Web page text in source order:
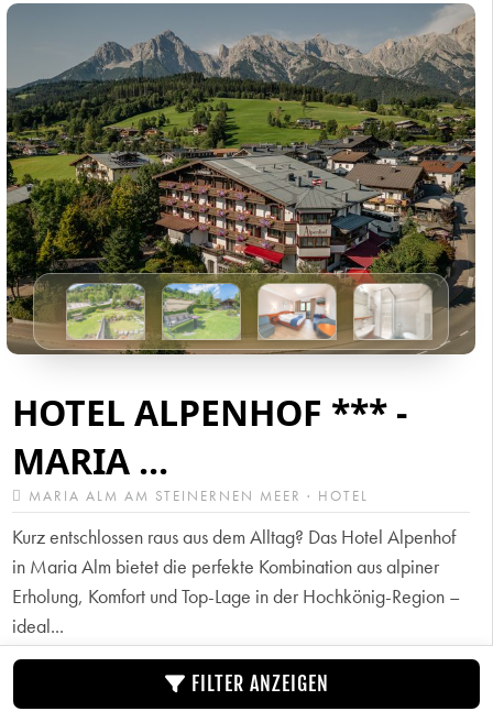
HOTEL ALPENHOF *** -
MARIA ...
MARIA ALM AM STEINERNEN MEER · HOTEL
Kurz entschlossen raus aus dem Alltag? Das Hotel Alpenhof
in Maria Alm bietet die perfekte Kombination aus alpiner
Erholung, Komfort und Top-Lage in der Hochkönig-Region –
ideal...
FILTER ANZEIGEN